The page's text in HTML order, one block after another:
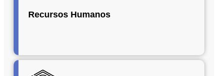
Recursos Humanos